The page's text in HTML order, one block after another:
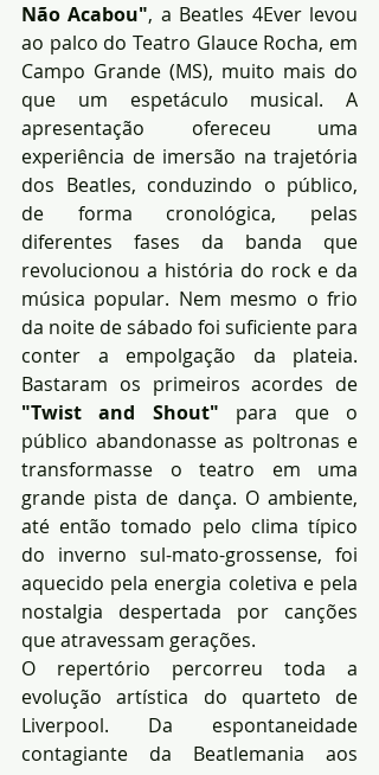
Não Acabou", a Beatles 4Ever levou
ao palco do Teatro Glauce Rocha, em
Campo Grande (MS), muito mais do
que um espetáculo musical. A
apresentação ofereceu uma
experiência de imersão na trajetória
dos Beatles, conduzindo o público,
de forma cronológica, pelas
diferentes fases da banda que
revolucionou a história do rock e da
música popular. Nem mesmo o frio
da noite de sábado foi suficiente para
conter a empolgação da plateia.
"Twist and Shout" para que o
público abandonasse as poltronas e
transformasse o teatro em uma
grande pista de dança. O ambiente,
até então tomado pelo clima típico
do inverno sul-mato-grossense, foi
aquecido pela energia coletiva e pela
nostalgia despertada por canções
que atravessam gerações.
O repertório percorreu toda a
evolução artística do quarteto de
Liverpool. Da espontaneidade
contagiante da Beatlemania aos